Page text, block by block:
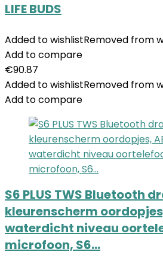
LIFE BUDS
Added to wishlistRemoved from
Add to compare
€90.87
Added to wishlistRemoved from
Add to compare
S6 PLUS TWS Bluetooth
kleurenscherm
waterdicht niveau
microfoon, S6…